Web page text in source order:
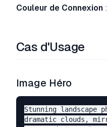
Couleur de Connexion
Cas d'Usage
Image Héro
Stunning landscape
dramatic clouds,